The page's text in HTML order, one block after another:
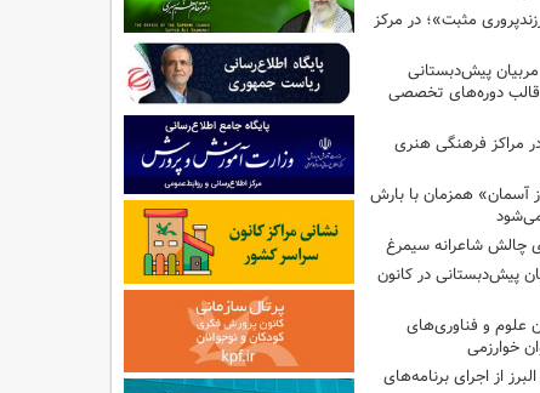
مثبت»؛ در مرکز
پیش‌دبستانی
قالب دوره‌های تخصصی
مراکز فرهنگی هنری
آسمان» همزمان با بارش
چالش شاعرانه سیمرغ
پیش‌دبستانی در کانون
و فناوری‌های
خوارزمی
از اجرای برنامه‌های